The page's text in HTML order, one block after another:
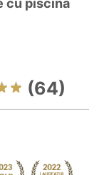
cu piscina
(64)